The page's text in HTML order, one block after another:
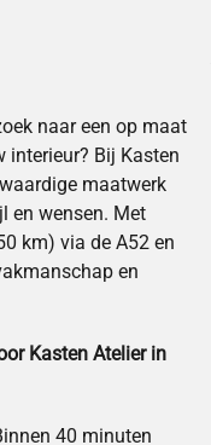
naar een op maat
interieur? Bij Kasten
maatwerk
en wensen. Met
km) via de A52 en
en
Kasten Atelier in
40 minuten